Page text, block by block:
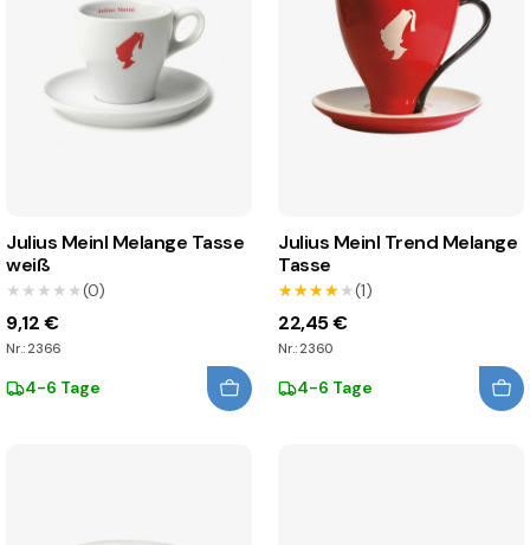
Julius Meinl Melange Tasse
weiß
★★★★★
★★★★★(0)
9,12 €
Nr.: 2366
4-6 Tage
Julius Meinl Trend Melange
Tasse
★★★★★
★★★★★(1)
22,45 €
Nr.: 2360
4-6 Tage